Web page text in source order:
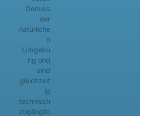
Genuss
der
natürliche
n
Umgebu
ng und
sind
gleichzeit
ig
technisch
zugänglic